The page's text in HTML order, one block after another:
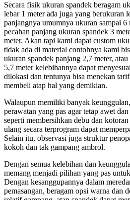
Secara fisik ukuran spandek beragam
lebar 1 meter ada juga yang berukuran
panjangnya umumnya ukuran sampai 6
pecahan panjang ukuran spandek 3
meter. Akan tapi kami dapat custom
tidak ada di material contohnya kami
ukuran spandek panjang 2,7 meter,
5,7 meter kelebihannya dapat
dilokasi dan tentunya bisa menekan
membeli atap hal yang demikian.
Walaupun memiliki banyak
perawatan yang pas agar tetap awet
seperti membersihkan debu dan
ulang secara terprogram dapat
Selain itu, observasi juga struktur
kokoh dan tak gampang ambrol.
Dengan semua kelebihan dan
memang menjadi pilihan yang pas
Dengan kesanggupannya dalam
pemasangan, beragam opsi warna dan